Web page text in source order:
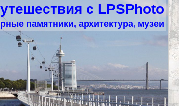
с LPSPhoto
памятники, архитектура, музеи